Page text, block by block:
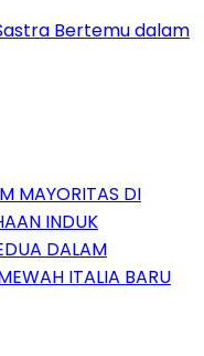
Bertemu dalam
MAYORITAS DI
INDUK
DALAM
ITALIA BARU